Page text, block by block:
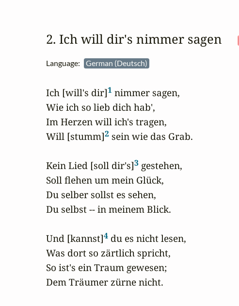
2. Ich will dir's nimmer sagen
Language: German (Deutsch)
Ich [will's dir]1 nimmer sagen,
Wie ich so lieb dich hab',
Im Herzen will ich's tragen,
Will [stumm]2 sein wie das Grab.
Kein Lied [soll dir's]3 gestehen,
Soll flehen um mein Glück,
Du selber sollst es sehen,
Du selbst -- in meinem Blick.
Und [kannst]4 du es nicht lesen,
Was dort so zärtlich spricht,
So ist's ein Traum gewesen;
Dem Träumer zürne nicht.